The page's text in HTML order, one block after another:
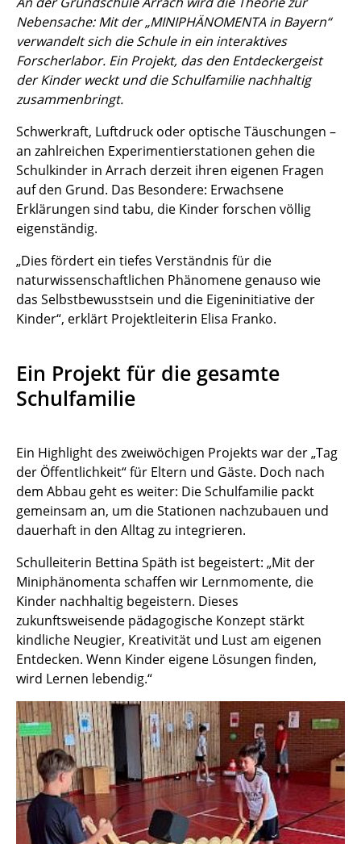
Nebensache: Mit der „MINIPHÄNOMENTA in Bayern“
verwandelt sich die Schule in ein interaktives
Forscherlabor. Ein Projekt, das den Entdeckergeist
der Kinder weckt und die Schulfamilie nachhaltig
zusammenbringt.
Schwerkraft, Luftdruck oder optische Täuschungen –
an zahlreichen Experimentierstationen gehen die
Schulkinder in Arrach derzeit ihren eigenen Fragen
auf den Grund. Das Besondere: Erwachsene
Erklärungen sind tabu, die Kinder forschen völlig
eigenständig.
„Dies fördert ein tiefes Verständnis für die
naturwissenschaftlichen Phänomene genauso wie
das Selbstbewusstsein und die Eigeninitiative der
Kinder“, erklärt Projektleiterin Elisa Franko.
Ein Projekt für die gesamte
Schulfamilie
Ein Highlight des zweiwöchigen Projekts war der „Tag
der Öffentlichkeit“ für Eltern und Gäste. Doch nach
dem Abbau geht es weiter: Die Schulfamilie packt
gemeinsam an, um die Stationen nachzubauen und
dauerhaft in den Alltag zu integrieren.
Schulleiterin Bettina Späth ist begeistert: „Mit der
Miniphänomenta schaffen wir Lernmomente, die
Kinder nachhaltig begeistern. Dieses
zukunftsweisende pädagogische Konzept stärkt
kindliche Neugier, Kreativität und Lust am eigenen
Entdecken. Wenn Kinder eigene Lösungen finden,
wird Lernen lebendig.“